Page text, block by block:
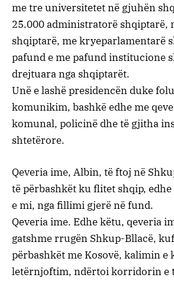
me tre universitetet në gjuhën
25.000 administratorë shqiptarë,
shqiptarë, me kryeparlamentarë
pafund e me pafund institucione
drejtuara nga shqiptarët.
Unë e lashë presidencën duke
komunikim, bashkë edhe me
komunal, policinë dhe të gjitha
shtetërore.
Qeveria ime, Albin, të ftoj në
të përbashkët ku flitet shqip,
e mi, nga fillimi gjerë në fund.
Qeveria ime. Edhe këtu, qeveria
gatshme rrugën Shkup-Bllacë,
përbashkët me Kosovë, kalimin
letërnjoftim, ndërtoi korridorin e